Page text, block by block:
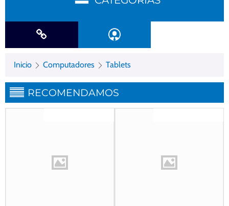
Inicio Computadores Tablets
RECOMENDAMOS